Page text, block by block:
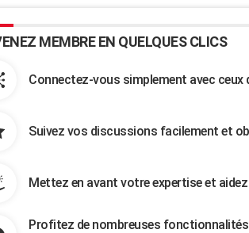
MEMBRE EN QUELQUES CLICS
Connectez-vous simplement avec
Suivez vos discussions facilement et
Mettez en avant votre expertise et
Profitez de nombreuses